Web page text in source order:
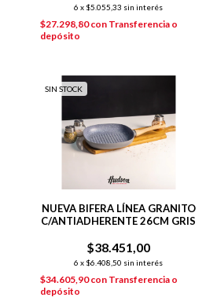
6 x $5.055,33 sin interés
$27.298,80con Transferencia o
depósito
SIN STOCK
NUEVA BIFERA LÍNEA GRANITO
C/ANTIADHERENTE 26CM GRIS
$38.451,00
6 x $6.408,50 sin interés
$34.605,90con Transferencia o
depósito